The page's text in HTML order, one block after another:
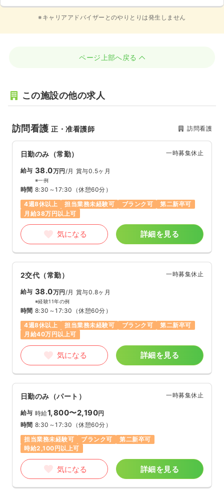
※キャリアアドバイザーとのやりとりは発生しません
ページ上部へ戻る
この施設の他の求人
訪問看護正・准看護師 訪問看護
日勤のみ（常勤） 一時募集休止
給与 38.0万円/月 賞与0.5ヶ月
※一例
時間 8:30～17:30 （休憩60分）
4週8休以上
担当業務未経験可 ブランク可
第二新卒可
月給38万円以上可
気になる 詳細を見る
2交代（常勤） 一時募集休止
給与 38.0万円 /月 賞与0.8ヶ月
※経験11年の例
時間 8:30～17:30 （休憩60分）
4週8休以上
担当業務未経験可 ブランク可
第二新卒可
月給40万円以上可
気になる 詳細を見る
日勤のみ（パート） 一時募集休止
給与 時給1,800〜2,190円
時間 8:30～17:30 （休憩60分）
担当業務未経験可
ブランク可
第二新卒可
時給2,100円以上可
気になる 詳細を見る